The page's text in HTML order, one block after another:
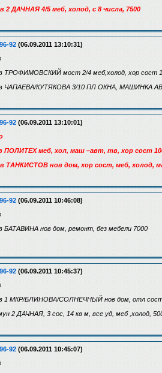
2 ДАЧНАЯ 4/5 меб, холод, с 8 числа, 7500
92 (06.09.2011 13:10:31)
ТРОФИМОВСКИЙ мост 2/4 меб,холод, хор сост
ЧАПАЕВА/КУТЯКОВА 3/10 ПЛ ОКНА, МАШИНКА
92 (06.09.2011 13:10:01)
ПОЛИТЕХ меб, хол, маш –авт, тв, хор сост
ТАНКИСТОВ нов дом, хор сост, меб, холод,
92 (06.09.2011 10:46:08)
БАТАВИНА нов дом, ремонт, без мебели 7000
92 (06.09.2011 10:45:37)
1 МКР/БЛИНОВА/СОЛНЕЧНЫЙ нов дом, отл сост,
2 ДАЧНАЯ, 3 сос, 14 кв м, все уд, меб ,холод,
92 (06.09.2011 10:45:07)